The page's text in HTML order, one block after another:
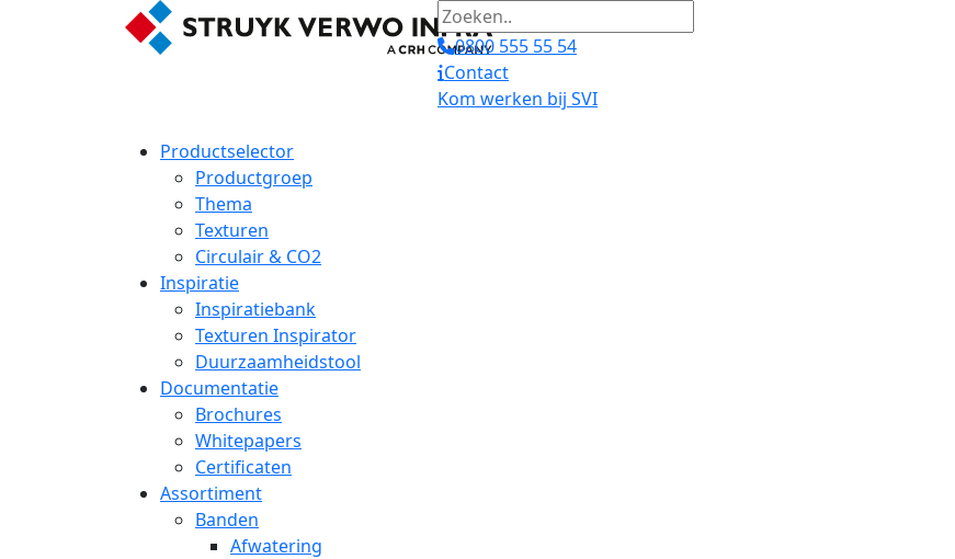
0800 555 55 54
Contact
Kom werken bij SVI
Productselector
Productgroep
Thema
Texturen
Circulair & CO2
Inspiratie
Inspiratiebank
Texturen Inspirator
Duurzaamheidstool
Documentatie
Brochures
Whitepapers
Certificaten
Assortiment
Banden
Afwatering